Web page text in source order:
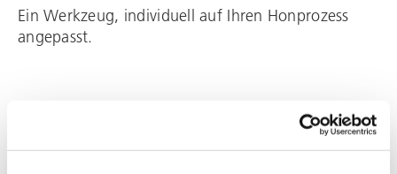
Ein Werkzeug, individuell auf Ihren Honprozess
angepasst.
Honen in einer Präwema SynchroFine, Closeup